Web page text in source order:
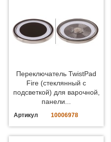
Переключатель TwistPad
Fire (стеклянный с
подсветкой) для варочной,
панели...
Артикул 10006978